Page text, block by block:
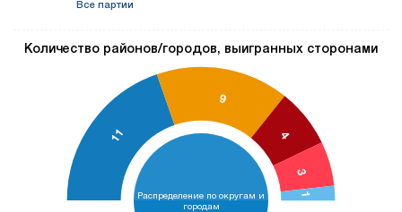
Все партии
Количество районов/городов, выигранных сторонами
11
9
4
3
1
Распределение по округам и
городам